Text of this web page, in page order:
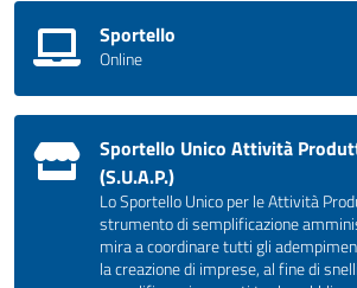
Sportello
Online
Sportello Unico Attività
(S.U.A.P.)
Lo Sportello Unico per le Attività
strumento di semplificazione
mira a coordinare tutti gli
la creazione di imprese, al fine di